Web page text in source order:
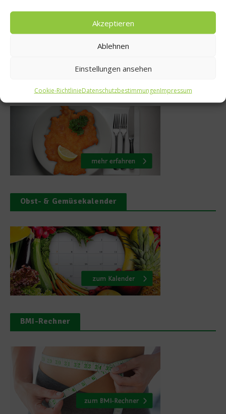
Akzeptieren
Ablehnen
Einstellungen ansehen
Cookie-RichtlinieDatenschutzbestimmungenImpressum
Curry von David
Obst- & Gemüsekalender
BMI-Rechner